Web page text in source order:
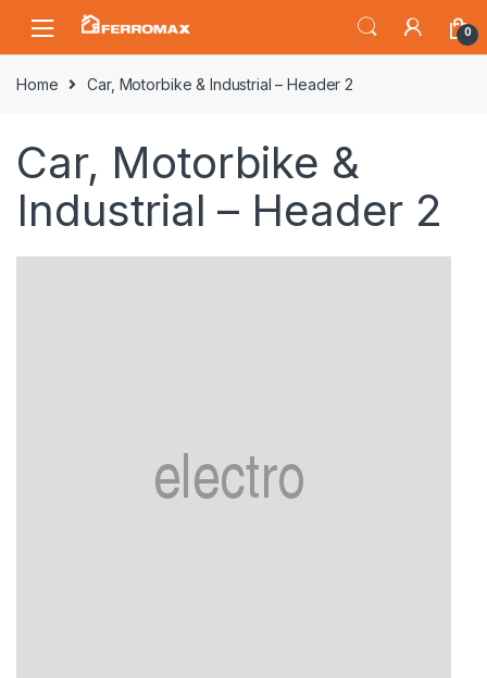
la
navegación
contenido
0
Home Car, Motorbike & Industrial – Header 2
Car, Motorbike &
Industrial – Header 2